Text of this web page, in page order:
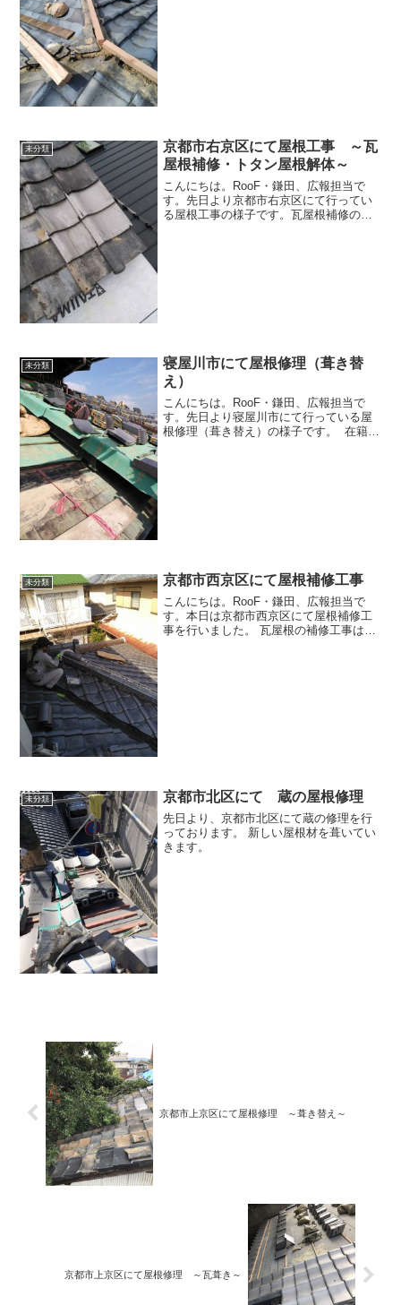
未分類
京都市右京区にて屋根工事 ～瓦
屋根補修・トタン屋根解体～
こんにちは。RooF・鎌田、広報担当で
す。先日より京都市右京区にて行ってい
る屋根工事の様子です。瓦屋根補修の様
未分類
寝屋川市にて屋根修理（葺き替
え）
こんにちは。RooF・鎌田、広報担当で
す。先日より寝屋川市にて行っている屋
根修理（葺き替え）の様子です。 在籍職
未分類 京都市西京区にて屋根補修工事
こんにちは。RooF・鎌田、広報担当で
す。本日は京都市西京区にて屋根補修工
事を行いました。 瓦屋根の補修工事は、
未分類 京都市北区にて 蔵の屋根修理
先日より、京都市北区にて蔵の修理を行
っております。 新しい屋根材を葺いてい
きます。
京都市上京区にて屋根修理 ～葺き替え～
京都市上京区にて屋根修理 ～瓦葺き～